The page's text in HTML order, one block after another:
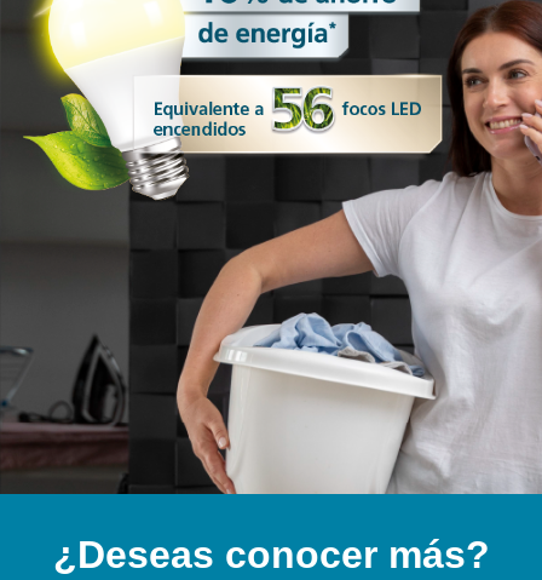
¿Deseas conocer más?